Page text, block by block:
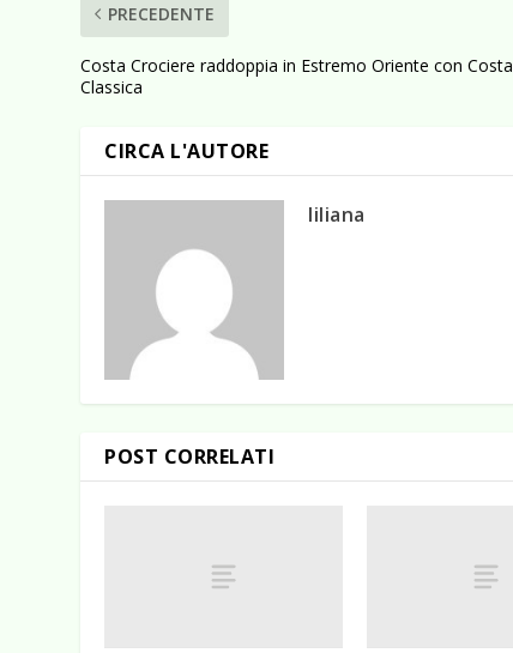
PRECEDENTE
Costa Crociere raddoppia in Estremo Oriente con Costa
Classica
CIRCA L'AUTORE
liliana
POST CORRELATI